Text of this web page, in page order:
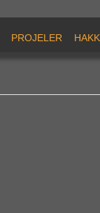
PROJELER